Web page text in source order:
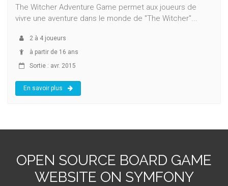
The Witcher Adventure Game permet aux joueurs de
vivre une aventure dans le monde de "The Witcher"...
2 à 4 joueurs
à partir de 16 ans
Sortie : avr. 2015
En savoir plus
OPEN SOURCE BOARD GAME
WEBSITE ON SYMFONY